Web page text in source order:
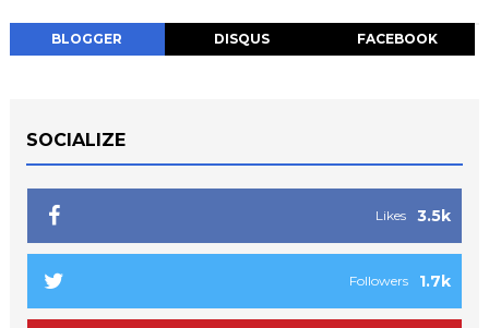
BLOGGER DISQUS FACEBOOK
SOCIALIZE
3.5k
Likes
1.7k
Followers